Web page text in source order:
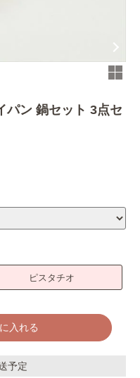
パン 鍋セット 3点セ
ピスタチオ
入れる
予定